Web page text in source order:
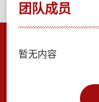
团队成员
暂无内容